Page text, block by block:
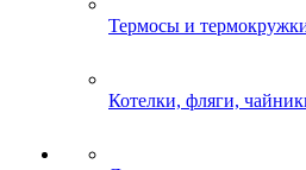
Термосы и
Котелки, фляги,